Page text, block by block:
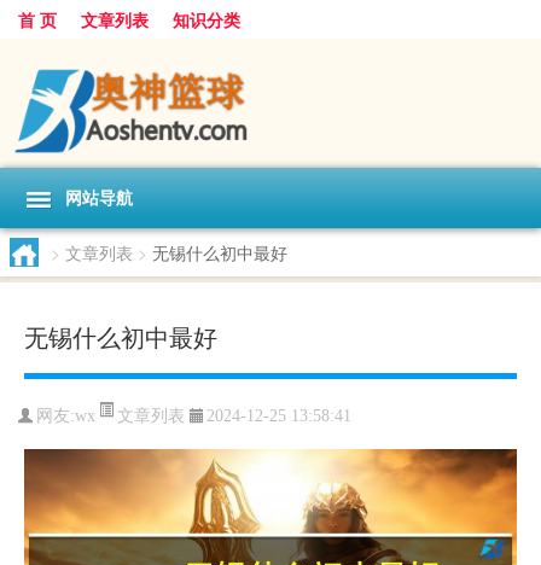
首 页 文章列表 知识分类
网站导航
> 文章列表 > 无锡什么初中最好
无锡什么初中最好
网友:wx 文章列表 2024-12-25 13:58:41